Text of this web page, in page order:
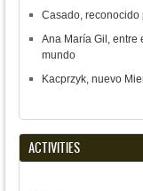
Casado, reconocido
Ana María Gil, entre
mundo
Kacprzyk, nuevo
ACTIVITIES